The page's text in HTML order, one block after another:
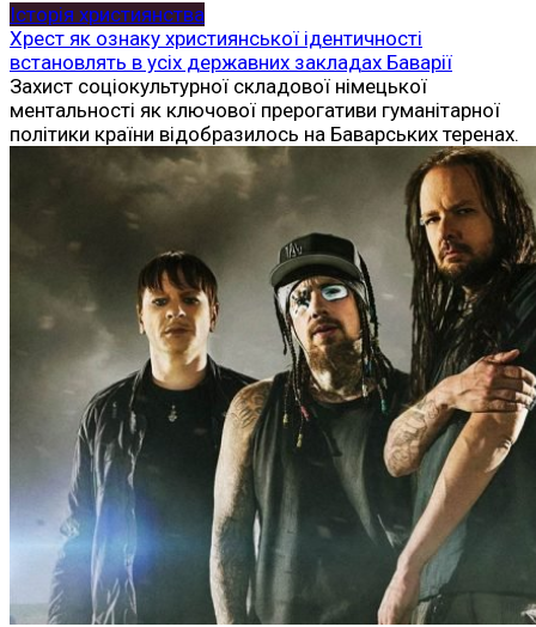
Історія християнства
Хрест як ознаку християнської ідентичності
встановлять в усіх державних закладах Баварії
Захист соціокультурної складової німецької
ментальності як ключової прерогативи гуманітарної
політики країни відобразилось на Баварських теренах.